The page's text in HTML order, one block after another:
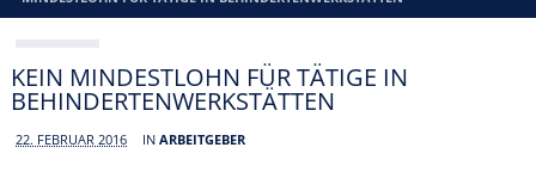
KEIN MINDESTLOHN FÜR TÄTIGE IN
BEHINDERTENWERKSTÄTTEN
22. FEBRUAR 2016 INARBEITGEBER